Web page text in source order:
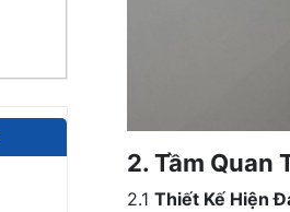
2. Tầm Quan
2.1 Thiết Kế Hiện